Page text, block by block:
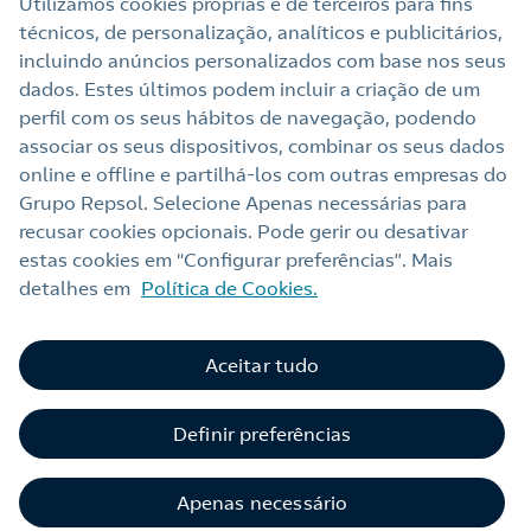
Links Úteis
Nota legal
Política de privacidade
Política de cookies
Termos e Condições My Repsol
Alerta por fraude
Livro de Reclamações Online
Canal de Ética e Conformidade
técnicos, de personalização, analíticos e publicitários,
incluindo anúncios personalizados com base nos seus
dados. Estes últimos podem incluir a criação de um
perfil com os seus hábitos de navegação, podendo
associar os seus dispositivos, combinar os seus dados
online e offline e partilhá‑los com outras empresas do
Grupo Repsol. Selecione Apenas necessárias para
recusar cookies opcionais. Pode gerir ou desativar
estas cookies em “Configurar preferências”. Mais
detalhes em Política de Cookies.
Definir preferências
Apenas necessário
Aceitar tudo